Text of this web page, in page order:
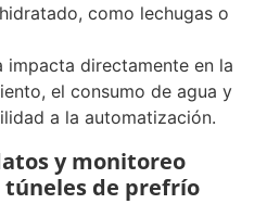
como lechugas o
impacta directamente en la
el consumo de agua y
a la automatización.
y monitoreo
de prefrío